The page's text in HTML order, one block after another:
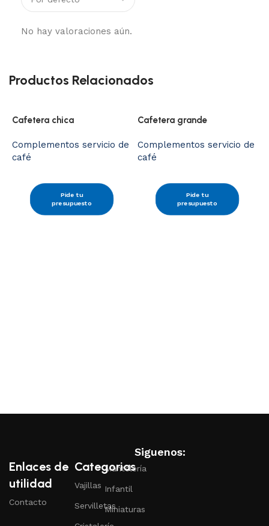
No hay valoraciones aún.
Productos Relacionados
Cafetera chica
Complementos servicio de
café
Pide tu
presupuesto
Cafetera grande
Complementos servicio de
café
Pide tu
presupuesto
Enlaces de
utilidad
Contacto
Categorias
Vajillas
Servilletas
Mantelería
Infantil
Miniaturas
Siguenos: